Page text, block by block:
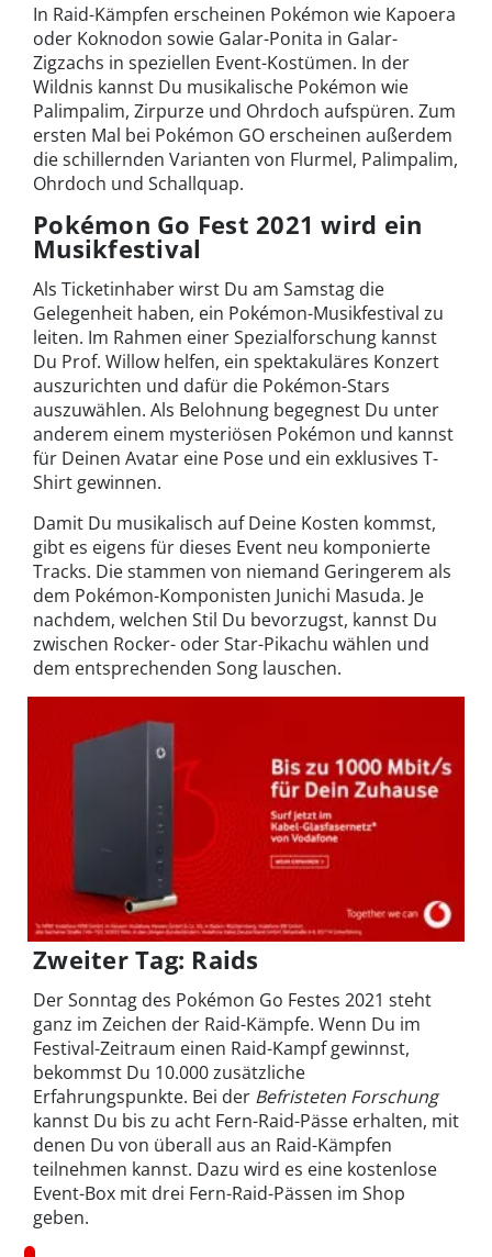
In Raid-Kämpfen erscheinen Pokémon wie Kapoera
oder Koknodon sowie Galar-Ponita in Galar-
Zigzachs in speziellen Event-Kostümen. In der
Wildnis kannst Du musikalische Pokémon wie
Palimpalim, Zirpurze und Ohrdoch aufspüren. Zum
ersten Mal bei Pokémon GO erscheinen außerdem
die schillernden Varianten von Flurmel, Palimpalim,
Ohrdoch und Schallquap.
Pokémon Go Fest 2021 wird ein
Musikfestival
Als Ticketinhaber wirst Du am Samstag die
Gelegenheit haben, ein Pokémon-Musikfestival zu
leiten. Im Rahmen einer Spezialforschung kannst
Du Prof. Willow helfen, ein spektakuläres Konzert
auszurichten und dafür die Pokémon-Stars
auszuwählen. Als Belohnung begegnest Du unter
anderem einem mysteriösen Pokémon und kannst
für Deinen Avatar eine Pose und ein exklusives T-
Shirt gewinnen.
Damit Du musikalisch auf Deine Kosten kommst,
gibt es eigens für dieses Event neu komponierte
Tracks. Die stammen von niemand Geringerem als
dem Pokémon-Komponisten Junichi Masuda. Je
nachdem, welchen Stil Du bevorzugst, kannst Du
zwischen Rocker- oder Star-Pikachu wählen und
dem entsprechenden Song lauschen.
Zweiter Tag: Raids
Der Sonntag des Pokémon Go Festes 2021 steht
ganz im Zeichen der Raid-Kämpfe. Wenn Du im
Festival-Zeitraum einen Raid-Kampf gewinnst,
bekommst Du 10.000 zusätzliche
Erfahrungspunkte. Bei der Befristeten Forschung
kannst Du bis zu acht Fern-Raid-Pässe erhalten, mit
denen Du von überall aus an Raid-Kämpfen
teilnehmen kannst. Dazu wird es eine kostenlose
Event-Box mit drei Fern-Raid-Pässen im Shop
geben.